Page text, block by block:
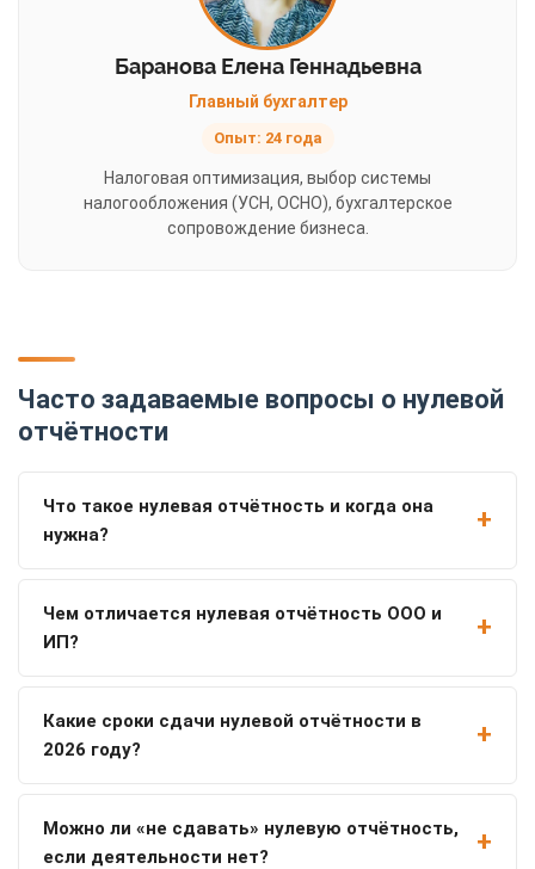
Баранова Елена Геннадьевна
Главный бухгалтер
Опыт: 24 года
Налоговая оптимизация, выбор системы
налогообложения (УСН, ОСНО), бухгалтерское
сопровождение бизнеса.
Часто задаваемые вопросы о нулевой
отчётности
Что такое нулевая отчётность и когда она
нужна?
Чем отличается нулевая отчётность ООО и
ИП?
Какие сроки сдачи нулевой отчётности в
2026 году?
Можно ли «не сдавать» нулевую отчётность,
если деятельности нет?